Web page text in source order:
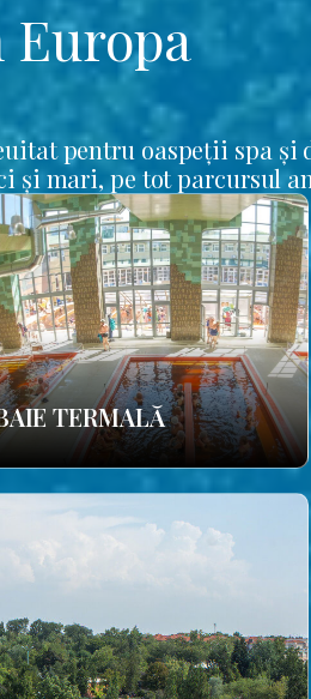
Europa
pentru oaspeții spa și
și mari, pe tot parcursul
TERMALĂ